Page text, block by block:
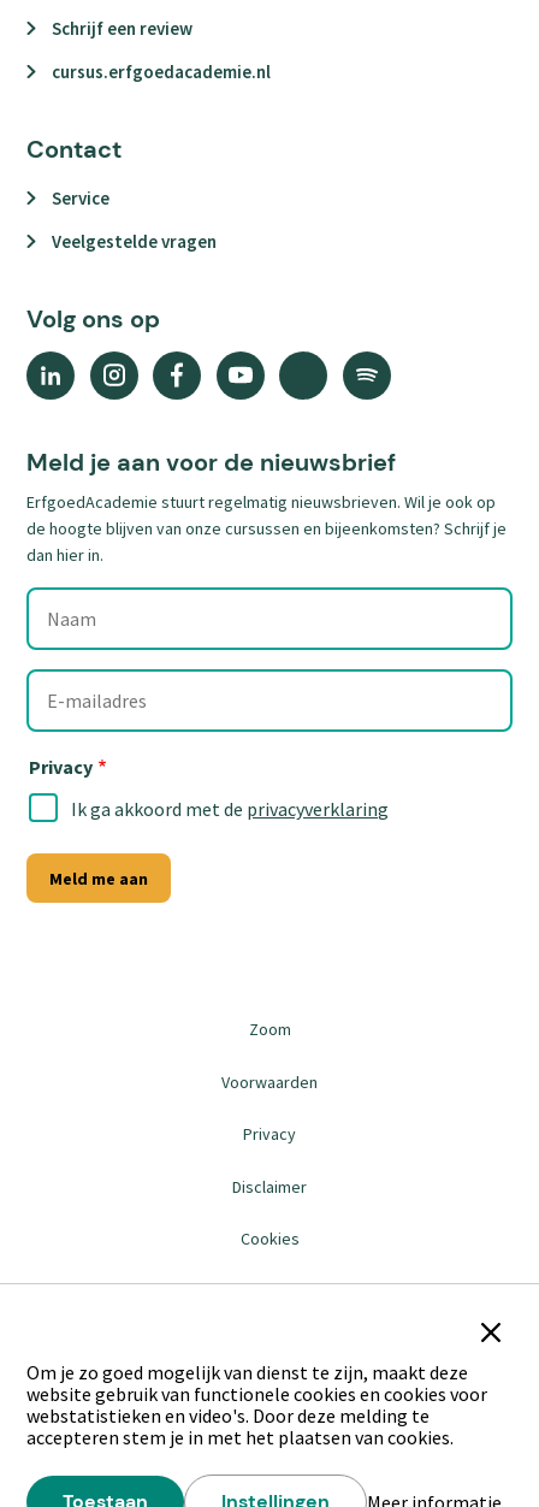
Om je zo goed mogelijk van dienst te zijn, maakt deze
website gebruik van functionele cookies en cookies voor
webstatistieken en video's. Door deze melding te
accepteren stem je in met het plaatsen van cookies.
Toestaan Instellingen Meer informatie
Schrijf een review
cursus.erfgoedacademie.nl
Contact
Service
Veelgestelde vragen
Volg ons op
Linkedin
link)
Instagram
link)
Facebook
link)
YouTube
link)
link)
Spotify
link)
Meld je aan voor de nieuwsbrief
ErfgoedAcademie stuurt regelmatig nieuwsbrieven. Wil je ook op
de hoogte blijven van onze cursussen en bijeenkomsten? Schrijf je
dan hier in.
Naam
E-
mailadres
Privacy
Ik ga akkoord met de privacyverklaring
Meld me aan
Zoom
Voorwaarden
Privacy
Disclaimer
Cookies